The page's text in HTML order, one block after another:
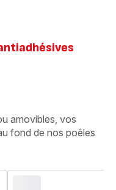
amovibles, vos
fond de nos poêles